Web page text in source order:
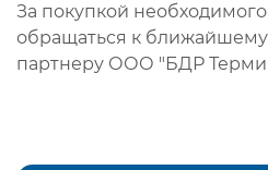
За покупкой
обращаться к
партнеру ООО "БДР